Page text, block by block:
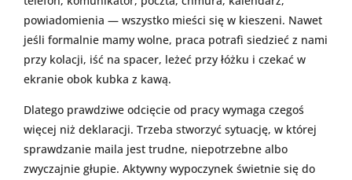
powiadomienia — wszystko mieści się w kieszeni. Nawet
jeśli formalnie mamy wolne, praca potrafi siedzieć z nami
przy kolacji, iść na spacer, leżeć przy łóżku i czekać w
ekranie obok kubka z kawą.
Dlatego prawdziwe odcięcie od pracy wymaga czegoś
więcej niż deklaracji. Trzeba stworzyć sytuację, w której
sprawdzanie maila jest trudne, niepotrzebne albo
zwyczajnie głupie. Aktywny wypoczynek świetnie się do